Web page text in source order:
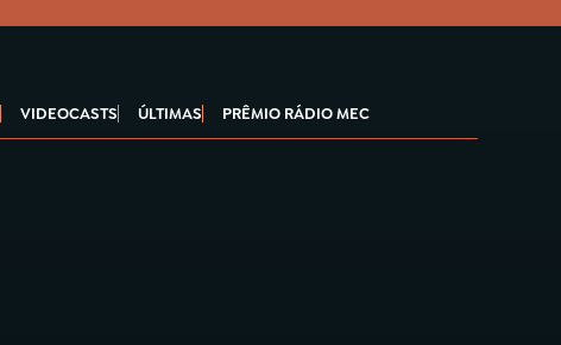
VIDEOCASTS ÚLTIMAS PRÊMIO RÁDIO MEC